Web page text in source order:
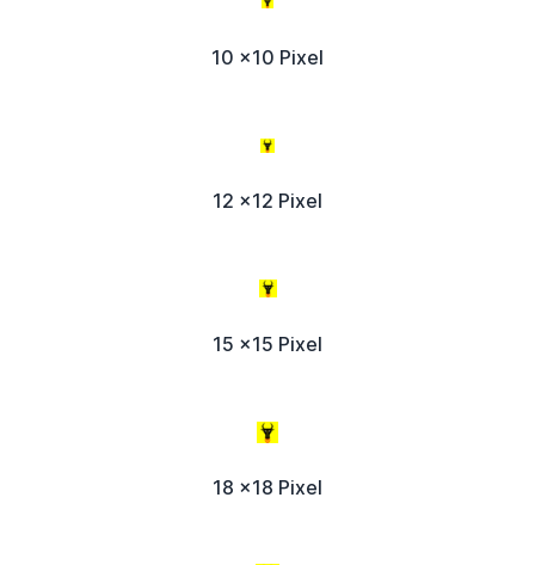
10 x10 Pixel
12 x12 Pixel
15 x15 Pixel
18 x18 Pixel